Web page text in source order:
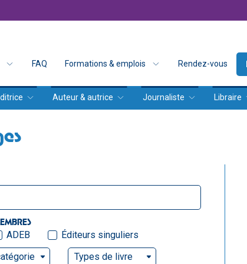
FAQ Formations & emplois Rendez-vous
Auteur & autrice Journaliste Libraire
ADEB
Éditeurs singuliers
Types de livre